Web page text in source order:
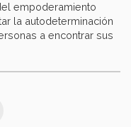
empoderamiento
la autodeterminación
a encontrar sus